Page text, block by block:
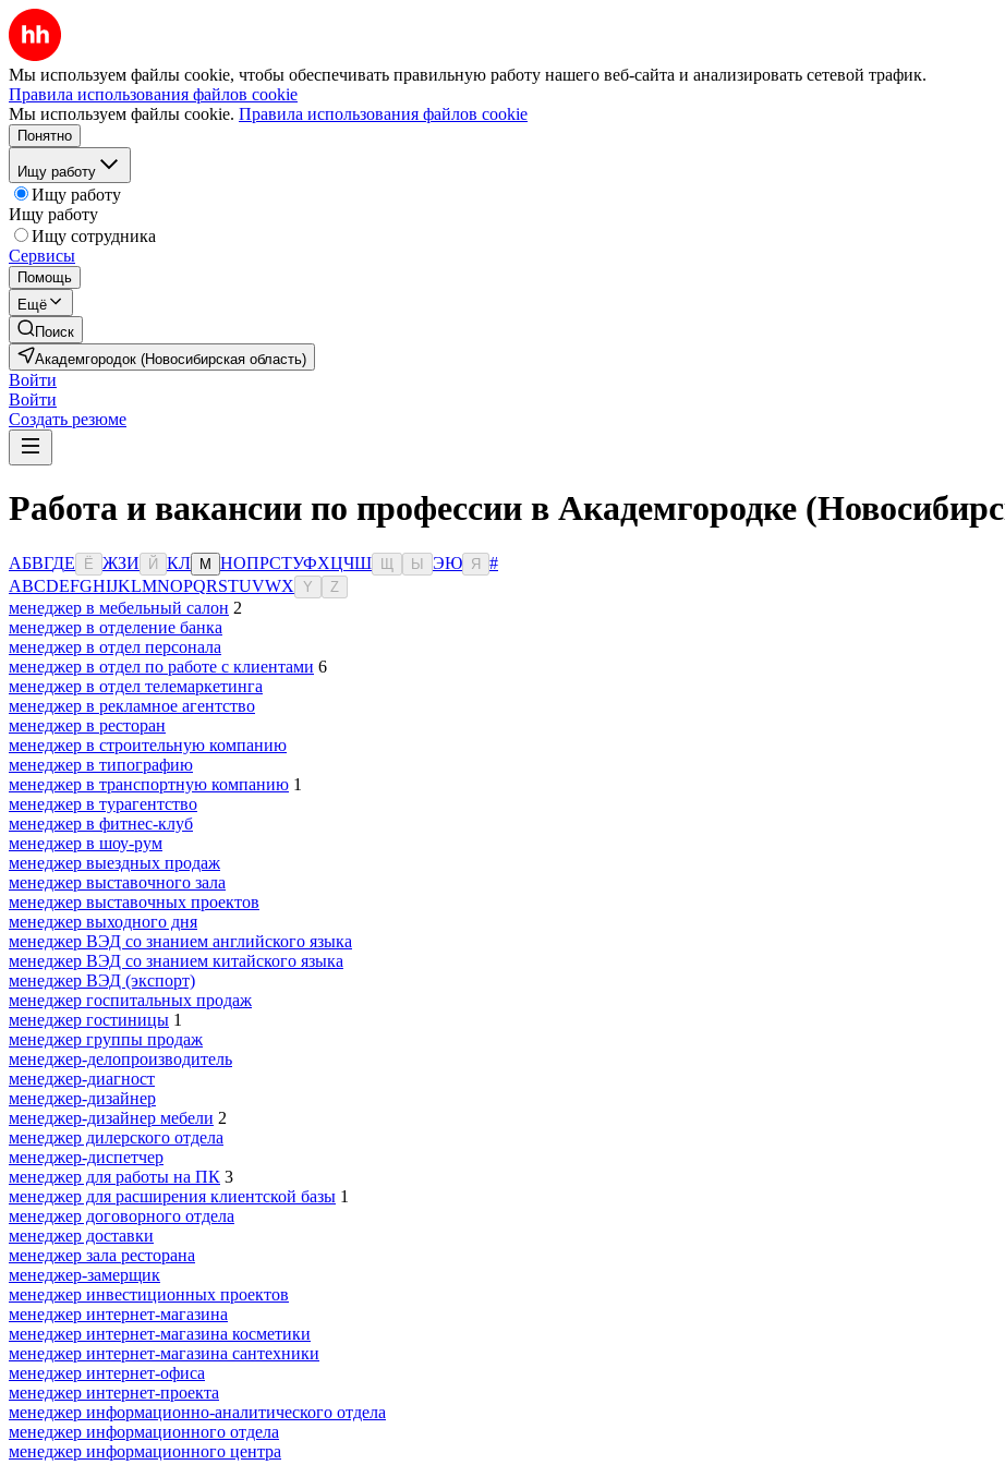
Мы используем файлы cookie, чтобы обеспечивать правильную работу нашего веб-сайта и анализировать сетевой трафик.
Правила использования файлов cookie
Мы используем файлы cookie. Правила использования файлов cookie
Понятно
Ищу работу
Ищу работу
Ищу работу
Ищу сотрудника
Сервисы
Помощь
Ещё
Поиск
Академгородок (Новосибирская область)
Войти
Войти
Создать резюме
Работа и вакансии по профессии в Академгородке
АБВГДЕ Ё ЖЗИ Й КЛ М НОПРСТУФХЦЧШ Ы ЭЮ Я
#
ABCDEFGHIJKLMNOPQRSTUVWX Y Z
менеджер в мебельный салон 2
менеджер в отделение банка
менеджер в отдел персонала
менеджер в отдел по работе с клиентами 6
менеджер в отдел телемаркетинга
менеджер в рекламное агентство
менеджер в ресторан
менеджер в строительную компанию
менеджер в типографию
менеджер в транспортную компанию 1
менеджер в турагентство
менеджер в фитнес-клуб
менеджер в шоу-рум
менеджер выездных продаж
менеджер выставочного зала
менеджер выставочных проектов
менеджер выходного дня
менеджер ВЭД со знанием английского языка
менеджер ВЭД со знанием китайского языка
менеджер ВЭД (экспорт)
менеджер госпитальных продаж
менеджер гостиницы 1
менеджер группы продаж
менеджер-делопроизводитель
менеджер-диагност
менеджер-дизайнер
менеджер-дизайнер мебели 2
менеджер дилерского отдела
менеджер-диспетчер
менеджер для работы на ПК 3
менеджер для расширения клиентской базы 1
менеджер договорного отдела
менеджер доставки
менеджер зала ресторана
менеджер-замерщик
менеджер инвестиционных проектов
менеджер интернет-магазина
менеджер интернет-магазина косметики
менеджер интернет-магазина сантехники
менеджер интернет-офиса
менеджер интернет-проекта
менеджер информационно-аналитического отдела
менеджер информационного отдела
менеджер информационного центра